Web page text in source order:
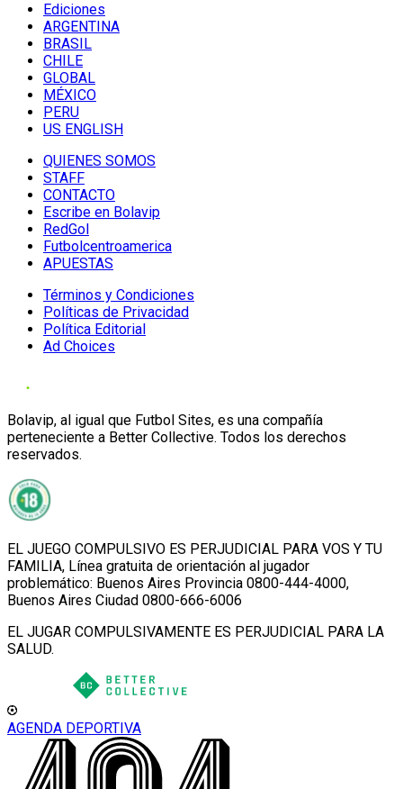
Ediciones
ARGENTINA
BRASIL
CHILE
GLOBAL
MÉXICO
PERU
US ENGLISH
QUIENES SOMOS
STAFF
CONTACTO
Escribe en Bolavip
RedGol
Futbolcentroamerica
APUESTAS
Términos y Condiciones
Políticas de Privacidad
Política Editorial
Ad Choices
Bolavip, al igual que Futbol Sites, es una compañía
perteneciente a Better Collective. Todos los derechos
reservados.
EL JUEGO COMPULSIVO ES PERJUDICIAL PARA VOS Y TU
FAMILIA, Línea gratuita de orientación al jugador
problemático: Buenos Aires Provincia 0800-444-4000,
Buenos Aires Ciudad 0800-666-6006
EL JUGAR COMPULSIVAMENTE ES PERJUDICIAL PARA LA
SALUD.
AGENDA DEPORTIVA